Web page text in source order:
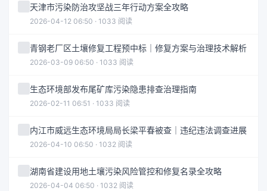
天津市污染防治攻坚战三年行动方案全攻略
2026-04-12 06:50 · 1033 阅读
青钢老厂区土壤修复工程预中标｜修复方案与治理技术解析
2026-03-09 06:50 · 1033 阅读
生态环境部发布尾矿库污染隐患排查治理指南
2026-02-11 06:51 · 1033 阅读
内江市威远生态环境局局长梁平春被查｜违纪违法调查进展
2026-04-10 06:50 · 1032 阅读
湖南省建设用地土壤污染风险管控和修复名录全攻略
2026-04-04 06:50 · 1032 阅读